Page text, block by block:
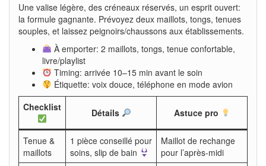
Une valise légère, des créneaux réservés, un esprit ouvert:
la formule gagnante. Prévoyez deux maillots, tongs, tenues
souples, et laissez peignoirs/chaussons aux établissements.
À emporter: 2 maillots, tongs, tenue confortable,
livre/playlist
Timing: arrivée 10–15 min avant le soin
Étiquette: voix douce, téléphone en mode avion
Checklist
Détails Astuce pro
Tenue &
maillots
1 pièce conseillé pour
soins, slip de bain
Maillot de rechange
pour l’après-midi